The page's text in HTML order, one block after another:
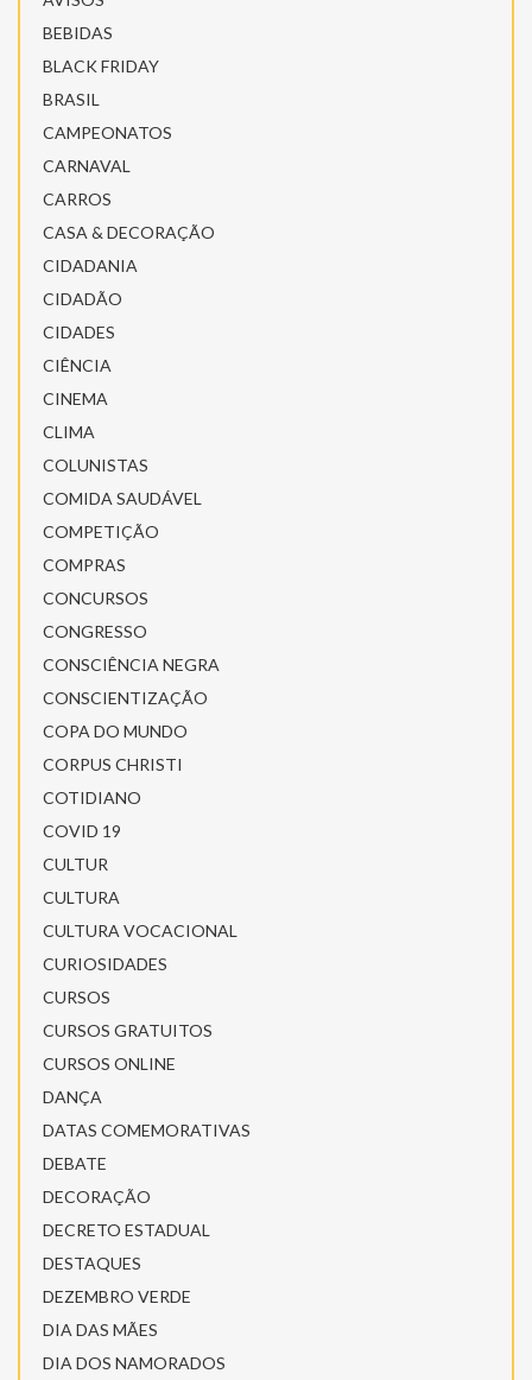
BEBIDAS
BLACK FRIDAY
BRASIL
CAMPEONATOS
CARNAVAL
CARROS
CASA & DECORAÇÃO
CIDADANIA
CIDADÃO
CIDADES
CIÊNCIA
CINEMA
CLIMA
COLUNISTAS
COMIDA SAUDÁVEL
COMPETIÇÃO
COMPRAS
CONCURSOS
CONGRESSO
CONSCIÊNCIA NEGRA
CONSCIENTIZAÇÃO
COPA DO MUNDO
CORPUS CHRISTI
COTIDIANO
COVID 19
CULTUR
CULTURA
CULTURA VOCACIONAL
CURIOSIDADES
CURSOS
CURSOS GRATUITOS
CURSOS ONLINE
DANÇA
DATAS COMEMORATIVAS
DEBATE
DECORAÇÃO
DECRETO ESTADUAL
DESTAQUES
DEZEMBRO VERDE
DIA DAS MÃES
DIA DOS NAMORADOS